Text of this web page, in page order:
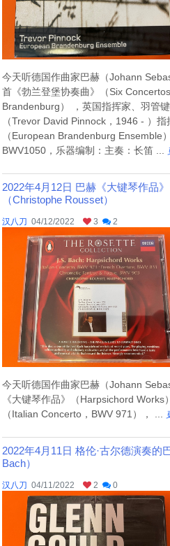
今天听德国作曲家巴赫（Johann
首《勃兰登堡协奏曲》（Six
Brandenburg） ，英国指挥家、羽管
（Trevor David Pinnock，1946 - ）
（European Brandenburg Ensemble
BWV1050，乐器编制：主奏：长笛 ...
2022年4月12日 巴赫《大键琴作品
（Christophe Rousset）
汉八刀 04/12/2022 3 2
今天听德国作曲家巴赫（Johann
《大键琴作品》（Harpsichord Works
（Italian Concerto，BWV 971）， ...
2022年4月11日 格伦·古尔德演奏的
Bach）
汉八刀 04/11/2022 2 0